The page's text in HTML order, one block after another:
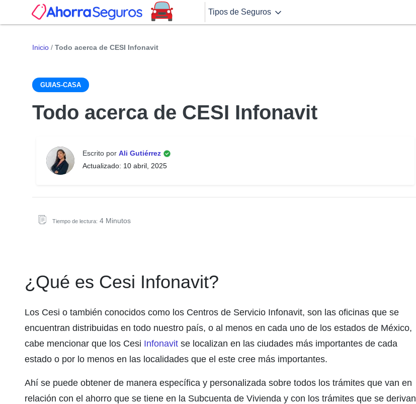
Tipos de Seguros
Inicio / Todo acerca de CESI Infonavit
GUIAS-CASA
Todo acerca de CESI Infonavit
Escrito por Ali Gutiérrez
Actualizado: 10 abril, 2025
Tiempo de lectura: 4 Minutos
¿Qué es Cesi Infonavit?
Los Cesi o también conocidos como los Centros de Servicio Infonavit, son las oficinas que se
encuentran distribuidas en todo nuestro país, o al menos en cada uno de los estados de México,
cabe mencionar que los Cesi Infonavit se localizan en las ciudades más importantes de cada
estado o por lo menos en las localidades que el este cree más importantes.
Ahí se puede obtener de manera específica y personalizada sobre todos los trámites que van en
relación con el ahorro que se tiene en la Subcuenta de Vivienda y con los trámites que se derivan